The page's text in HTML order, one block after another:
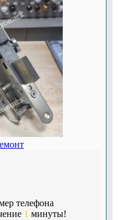
телефона
1 минуты!